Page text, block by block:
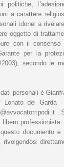
politiche,
a carattere
idonei a
oggetto di
con il consenso
per la
secondo le
dati personali è
del Garda -
.
professionista.
documento e
rivolgendosi